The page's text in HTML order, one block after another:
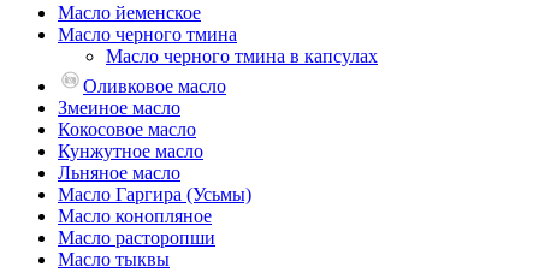
Масло йеменское
Масло черного тмина
Масло черного тмина в капсулах
Оливковое масло
Змеиное масло
Кокосовое масло
Кунжутное масло
Льняное масло
Масло Гаргира (Усьмы)
Масло конопляное
Масло расторопши
Масло тыквы